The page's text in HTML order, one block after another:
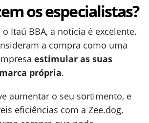
os especialistas?
Itaú BBA, a notícia é excelente.
a compra como uma
estimular as suas
própria.
aumentar o seu sortimento, e
eficiências com a Zee.dog,